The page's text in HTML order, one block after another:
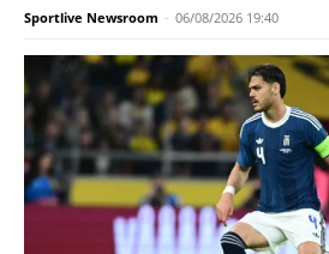
Sportlive Newsroom - 06/08/2026 19:40